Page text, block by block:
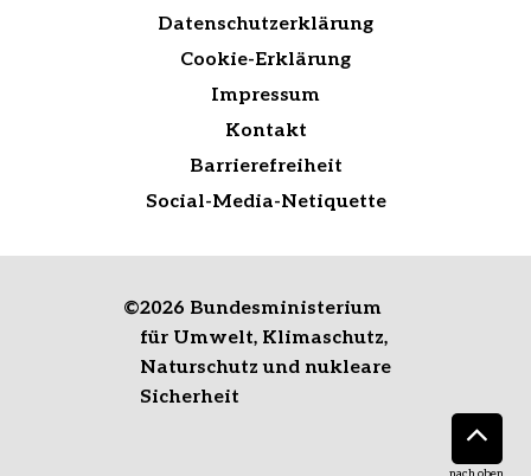
Datenschutzerklärung
Cookie-Erklärung
Impressum
Kontakt
Barrierefreiheit
Social-Media-Netiquette
©2026 Bundesministerium
für Umwelt, Klimaschutz,
Naturschutz und nukleare
Sicherheit